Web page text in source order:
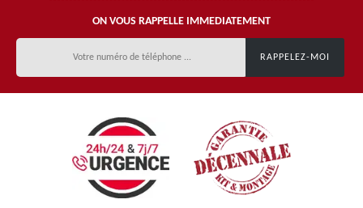
ON VOUS RAPPELLE IMMEDIATEMENT